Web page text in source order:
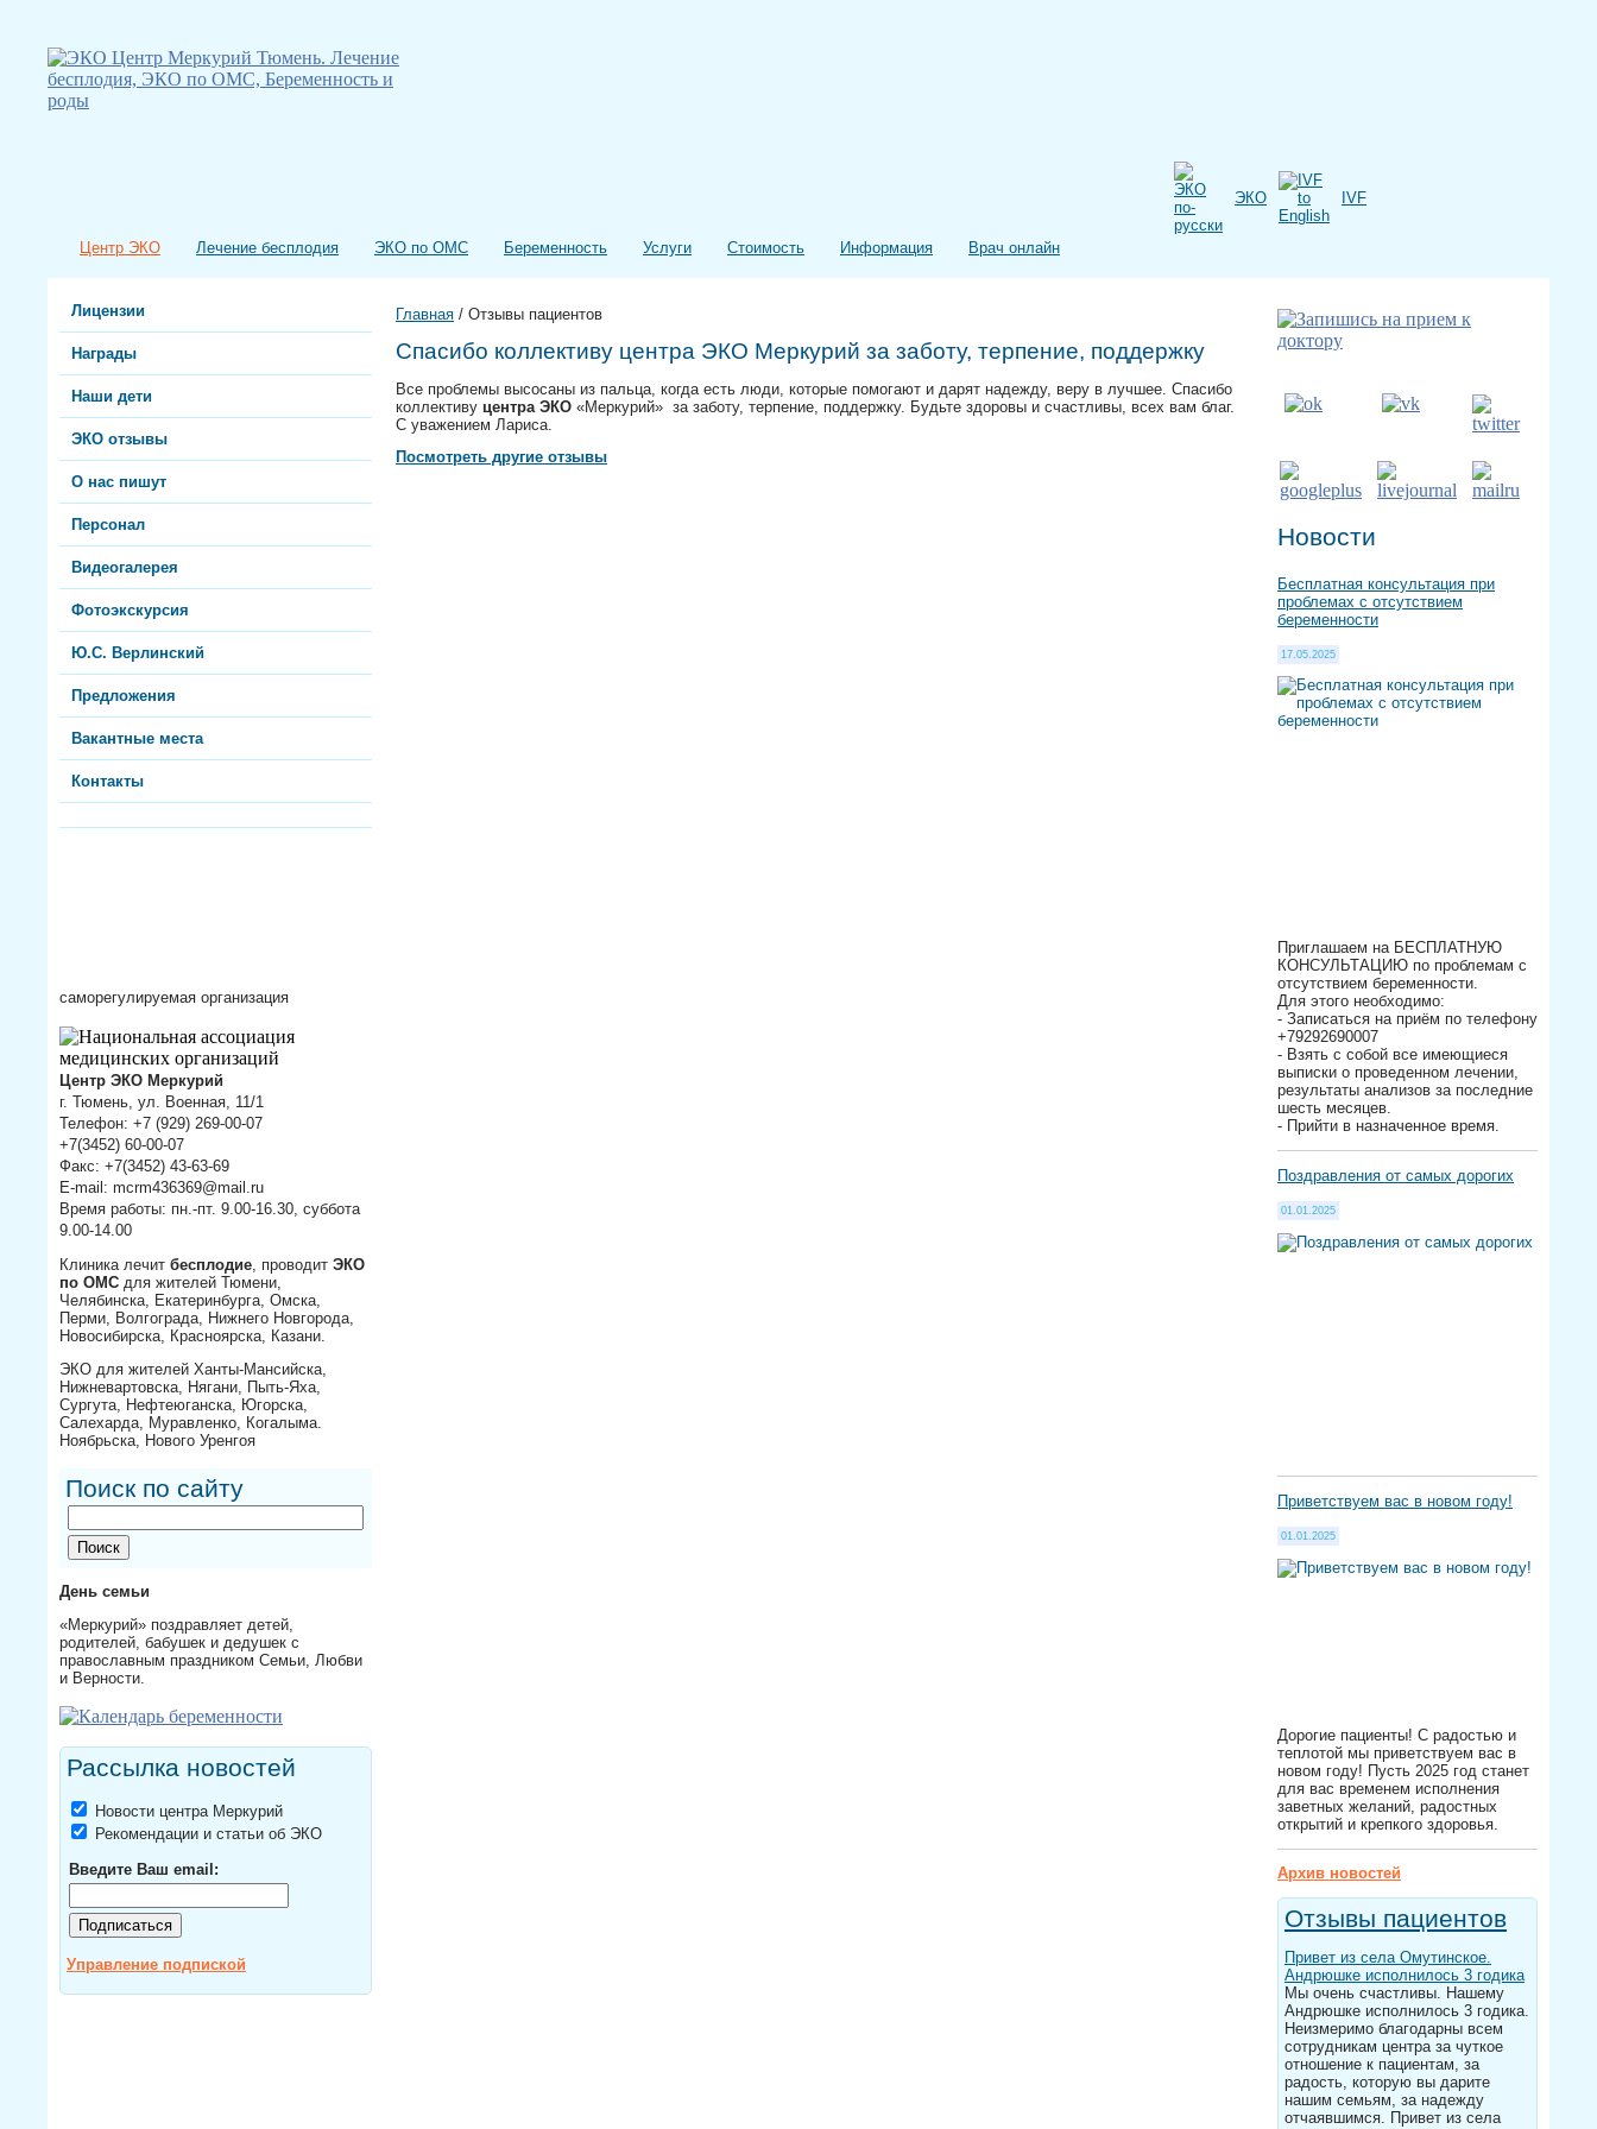
ЭКО IVF
Центр ЭКО Лечение бесплодия ЭКО по ОМС Беременность Услуги Стоимость Информация Врач онлайн
Лицензии
Награды
Наши дети
ЭКО отзывы
О нас пишут
Персонал
Видеогалерея
Фотоэкскурсия
Ю.С. Верлинский
Предложения
Вакантные места
Контакты
саморегулируемая организация
Центр ЭКО Меркурий
г. Тюмень, ул. Военная, 11/1
Телефон: +7 (929) 269-00-07
+7(3452) 60-00-07
Факс: +7(3452) 43-63-69
E-mail: mcrm436369@mail.ru
Время работы: пн.-пт. 9.00-16.30, суббота
9.00-14.00
Клиника лечит бесплодие , проводит ЭКО
по ОМС для жителей Тюмени,
Челябинска, Екатеринбурга, Омска,
Перми, Волгограда, Нижнего Новгорода,
Новосибирска, Красноярска, Казани.
ЭКО для жителей Ханты-Мансийска,
Нижневартовска, Нягани, Пыть-Яха,
Сургута, Нефтеюганска, Югорска,
Салехарда, Муравленко, Когалыма.
Ноябрьска, Нового Уренгоя
Поиск по сайту
День семьи
«Меркурий» поздравляет детей,
родителей, бабушек и дедушек с
православным праздником Семьи, Любви
и Верности.
Рассылка новостей
Новости центра Меркурий
Рекомендации и статьи об ЭКО
Введите Ваш email:
Управление подпиской
Главная / Отзывы пациентов
Спасибо коллективу центра ЭКО Меркурий за заботу, терпение, поддержку
Все проблемы высосаны из пальца, когда есть люди, которые помогают и дарят надежду, веру в лучшее. Спасибо
коллективу центра ЭКО «Меркурий» за заботу, терпение, поддержку. Будьте здоровы и счастливы, всех вам благ.
С уважением Лариса.
Посмотреть другие отзывы
Новости
Бесплатная консультация при
проблемах с отсутствием
беременности
17.05.2025
Приглашаем на БЕСПЛАТНУЮ
КОНСУЛЬТАЦИЮ по проблемам с
отсутствием беременности.
Для этого необходимо:
- Записаться на приём по телефону
+79292690007
- Взять с собой все имеющиеся
выписки о проведенном лечении,
результаты анализов за последние
шесть месяцев.
- Прийти в назначенное время.
Поздравления от самых дорогих
01.01.2025
Приветствуем вас в новом году!
01.01.2025
Дорогие пациенты! С радостью и
теплотой мы приветствуем вас в
новом году! Пусть 2025 год станет
для вас временем исполнения
заветных желаний, радостных
открытий и крепкого здоровья.
Архив новостей
Отзывы пациентов
Привет из села Омутинское.
Андрюшке исполнилось 3 годика
Мы очень счастливы. Нашему
Андрюшке исполнилось 3 годика.
Неизмеримо благодарны всем
сотрудникам центра за чуткое
отношение к пациентам, за
радость, которую вы дарите
нашим семьям, за надежду
отчаявшимся. Привет из села